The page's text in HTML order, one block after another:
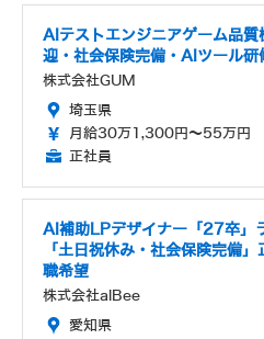
AIテストエンジニアゲーム品
迎・社会保険完備・AIツール
株式会社GUM
埼玉県
月給30万1,300円～55万円
正社員
AI補助LPデザイナー「27卒」
「土日祝休み・社会保険完備
職希望
株式会社alBee
愛知県